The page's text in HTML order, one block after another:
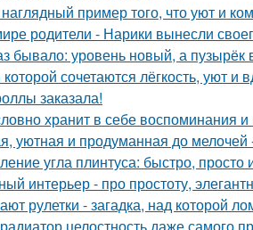
пример того, что уют и
родители - Нарики вынесли
бывало: уровень новый, а пузырёк
сочетаются лёгкость, уют
заказала!
хранит в себе воспоминания
уютная и продуманная до
угла плинтуса: быстро, просто
интерьер - про простоту,
рулетки - загадка, над которой